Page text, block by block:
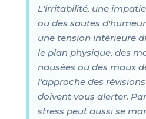
L'irritabilité, une
ou des sautes
une tension intérieure
le plan physique, des
nausées ou des maux
l'approche des
doivent vous alerter.
stress peut aussi se